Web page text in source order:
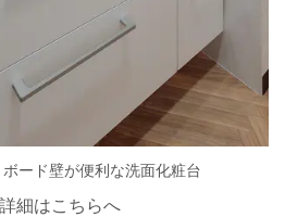
ボード壁が便利な洗面化粧台
詳細はこちらへ